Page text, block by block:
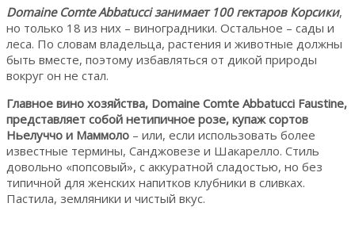
Domaine Comte Abbatucci занимает 100 гектаров Корсики,
но только 18 из них – виноградники. Остальное – сады и
леса. По словам владельца, растения и животные должны
быть вместе, поэтому избавляться от дикой природы
вокруг он не стал.
Главное вино хозяйства, Domaine Comte Abbatucci Faustine,
представляет собой нетипичное розе, купаж сортов
Ньелуччо и Маммоло – или, если использовать более
известные термины, Санджовезе и Шакарелло. Стиль
довольно «попсовый», с аккуратной сладостью, но без
типичной для женских напитков клубники в сливках.
Пастила, земляники и чистый вкус.